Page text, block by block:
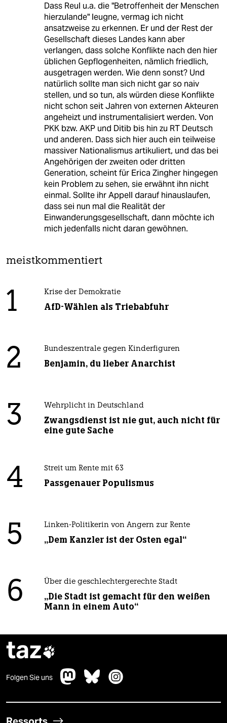
Dass Reul u.a. die "Betroffenheit der Menschen
hierzulande" leugne, vermag ich nicht
ansatzweise zu erkennen. Er und der Rest der
Gesellschaft dieses Landes kann aber
verlangen, dass solche Konflikte nach den hier
üblichen Gepflogenheiten, nämlich friedlich,
ausgetragen werden. Wie denn sonst? Und
natürlich sollte man sich nicht gar so naiv
stellen, und so tun, als würden diese Konflikte
nicht schon seit Jahren von externen Akteuren
angeheizt und instrumentalisiert werden. Von
PKK bzw. AKP und Ditib bis hin zu RT Deutsch
und anderen. Dass sich hier auch ein teilweise
massiver Nationalismus artikuliert, und das bei
Angehörigen der zweiten oder dritten
Generation, scheint für Erica Zingher hingegen
kein Problem zu sehen, sie erwähnt ihn nicht
einmal. Sollte ihr Appell darauf hinauslaufen,
dass sei nun mal die Realität der
Einwanderungsgesellschaft, dann möchte ich
mich jedenfalls nicht daran gewöhnen.
meistkommentiert
1 Krise der Demokratie
AfD-Wählen als Triebabfuhr
2 Bundeszentrale gegen Kinderfiguren
Benjamin, du lieber Anarchist
3 Wehrplicht in Deutschland
Zwangsdienst ist nie gut, auch nicht für
eine gute Sache
4 Streit um Rente mit 63
Passgenauer Populismus
5 Linken-Politikerin von Angern zur Rente
„Dem Kanzler ist der Osten egal“
6 Über die geschlechtergerechte Stadt
„Die Stadt ist gemacht für den weißen
Mann in einem Auto“
taz
Folgen Sie uns